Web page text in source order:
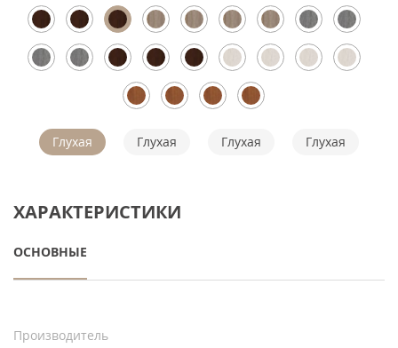
Глухая Глухая Глухая Глухая
ХАРАКТЕРИСТИКИ
ОСНОВНЫЕ
Производитель